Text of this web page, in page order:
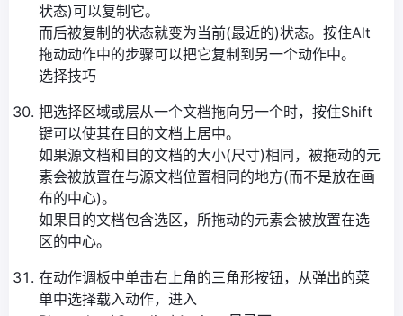
状态)可以复制它。
而后被复制的状态就变为当前(最近的)状态。按住Alt
拖动动作中的步骤可以把它复制到另一个动作中。
选择技巧
把选择区域或层从一个文档拖向另一个时，按住Shift
键可以使其在目的文档上居中。
如果源文档和目的文档的大小(尺寸)相同，被拖动的元
素会被放置在与源文档位置相同的地方(而不是放在画
布的中心)。
如果目的文档包含选区，所拖动的元素会被放置在选
区的中心。
在动作调板中单击右上角的三角形按钮，从弹出的菜
单中选择载入动作，进入